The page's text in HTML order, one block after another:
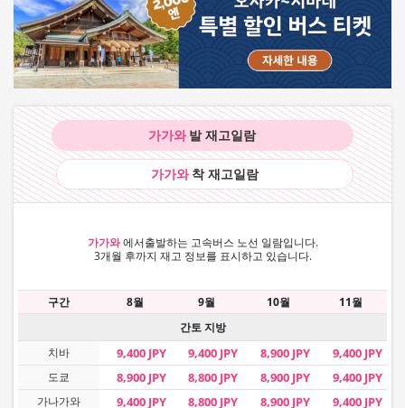
가가와발 재고일람
가가와 착 재고일람
가가와 에서출발하는 고속버스 노선 일람입니다.
3개월 후까지 재고 정보를 표시하고 있습니다.
구간 8월 9월 10월
11월
간토 지방
치바
9,400 JPY 9,400 JPY 8,900 JPY 9,400 JPY
도쿄 8,900 JPY 8,800 JPY 8,900 JPY 9,400 JPY
가나가와 9,400 JPY 8,800 JPY 8,900 JPY 9,400 JPY